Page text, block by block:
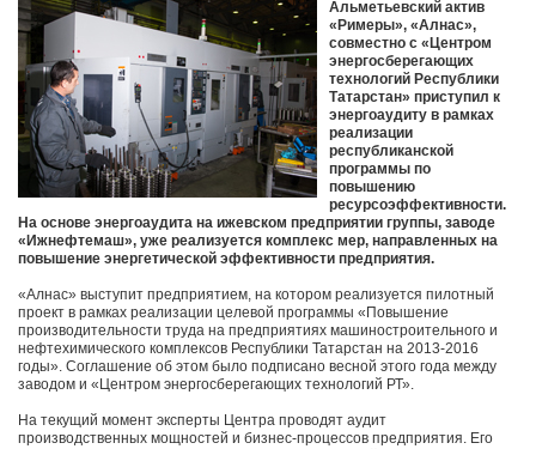
Альметьевский актив
«Римеры», «Алнас»,
совместно с «Центром
энергосберегающих
технологий Республики
Татарстан» приступил к
энергоаудиту в рамках
реализации
республиканской
программы по
повышению
ресурсоэффективности.
На основе энергоаудита на ижевском предприятии группы, заводе
«Ижнефтемаш», уже реализуется комплекс мер, направленных на
повышение энергетической эффективности предприятия.
«Алнас» выступит предприятием, на котором реализуется пилотный
проект в рамках реализации целевой программы «Повышение
производительности труда на предприятиях машиностроительного и
нефтехимического комплексов Республики Татарстан на 2013-2016
годы». Соглашение об этом было подписано весной этого года между
заводом и «Центром энергосберегающих технологий РТ».
На текущий момент эксперты Центра проводят аудит
производственных мощностей и бизнес-процессов предприятия. Его